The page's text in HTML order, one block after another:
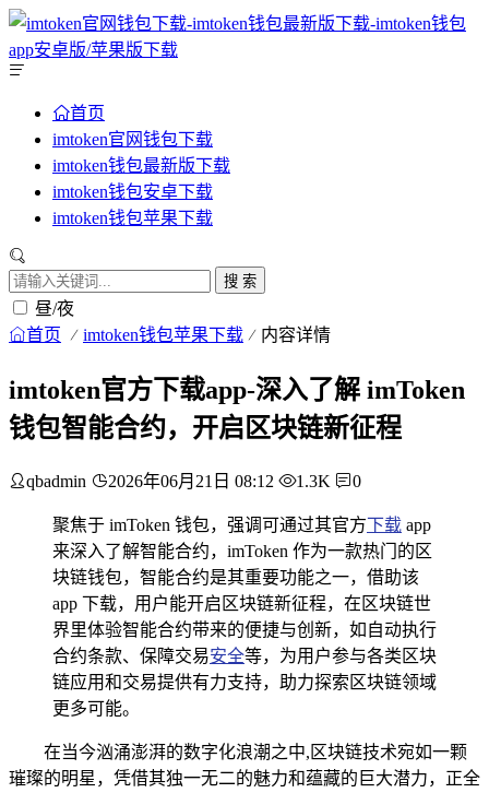
首页
imtoken官网钱包下载
imtoken钱包最新版下载
imtoken钱包安卓下载
imtoken钱包苹果下载
搜 索
昼/夜
首页 imtoken钱包苹果下载 内容详情
imtoken官方下载app-深入了解 imToken
钱包智能合约，开启区块链新征程
qbadmin 2026年06月21日 08:12 1.3K 0
聚焦于 imToken 钱包，强调可通过其官方下载 app
来深入了解智能合约，imToken 作为一款热门的区
块链钱包，智能合约是其重要功能之一，借助该
app 下载，用户能开启区块链新征程，在区块链世
界里体验智能合约带来的便捷与创新，如自动执行
合约条款、保障交易安全等，为用户参与各类区块
链应用和交易提供有力支持，助力探索区块链领域
更多可能。
在当今汹涌澎湃的数字化浪潮之中,区块链技术宛如一颗
璀璨的明星，凭借其独一无二的魅力和蕴藏的巨大潜力，正全